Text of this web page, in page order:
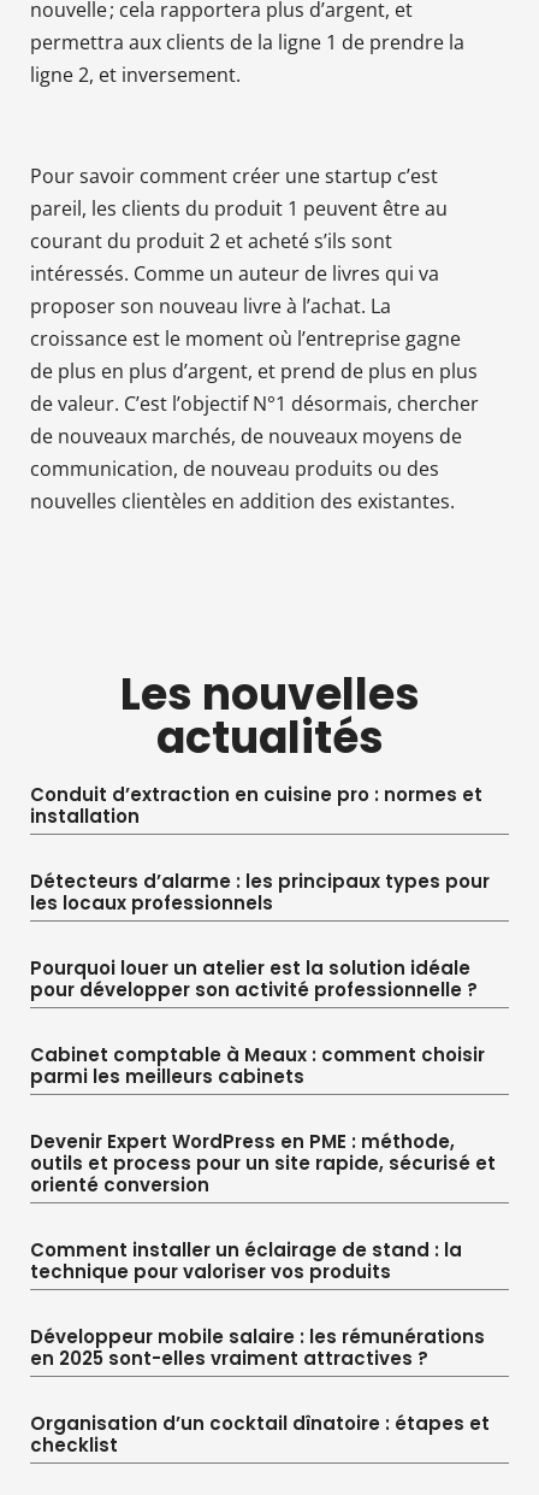
nouvelle ; cela rapportera plus d’argent, et
permettra aux clients de la ligne 1 de prendre la
ligne 2, et inversement.
Pour savoir comment créer une startup c’est
pareil, les clients du produit 1 peuvent être au
courant du produit 2 et acheté s’ils sont
intéressés. Comme un auteur de livres qui va
proposer son nouveau livre à l’achat. La
croissance est le moment où l’entreprise gagne
de plus en plus d’argent, et prend de plus en plus
de valeur. C’est l’objectif N°1 désormais, chercher
de nouveaux marchés, de nouveaux moyens de
communication, de nouveau produits ou des
nouvelles clientèles en addition des existantes.
Les nouvelles
actualités
Conduit d’extraction en cuisine pro : normes et
installation
Détecteurs d’alarme : les principaux types pour
les locaux professionnels
Pourquoi louer un atelier est la solution idéale
pour développer son activité professionnelle ?
Cabinet comptable à Meaux : comment choisir
parmi les meilleurs cabinets
Devenir Expert WordPress en PME : méthode,
outils et process pour un site rapide, sécurisé et
orienté conversion
Comment installer un éclairage de stand : la
technique pour valoriser vos produits
Développeur mobile salaire : les rémunérations
en 2025 sont-elles vraiment attractives ?
Organisation d’un cocktail dînatoire : étapes et
checklist